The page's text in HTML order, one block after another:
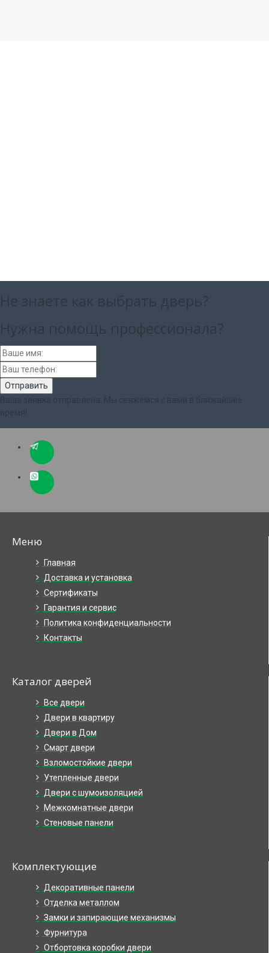
Меню
Главная
Доставка и установка
Сертификаты
Гарантия и сервис
Политика конфиденциальности
Контакты
Каталог дверей
Все двери
Двери в квартиру
Двери в Дом
Смарт двери
Взломостойкие двери
Утепленные двери
Двери с шумоизоляцией
Межкомнатные двери
Стеновые панели
Комплектующие
Декоративные панели
Отделка металлом
Замки и запирающие механизмы
Фурнитура
Отбортовка коробки двери